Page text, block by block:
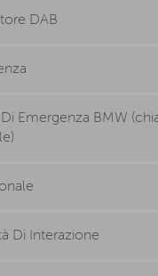
DAB
Emergenza BMW
Di Interazione